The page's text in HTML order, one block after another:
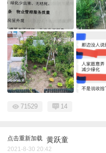
71529 14
点击重新加载 黄跃童
2021-8-30 20:42